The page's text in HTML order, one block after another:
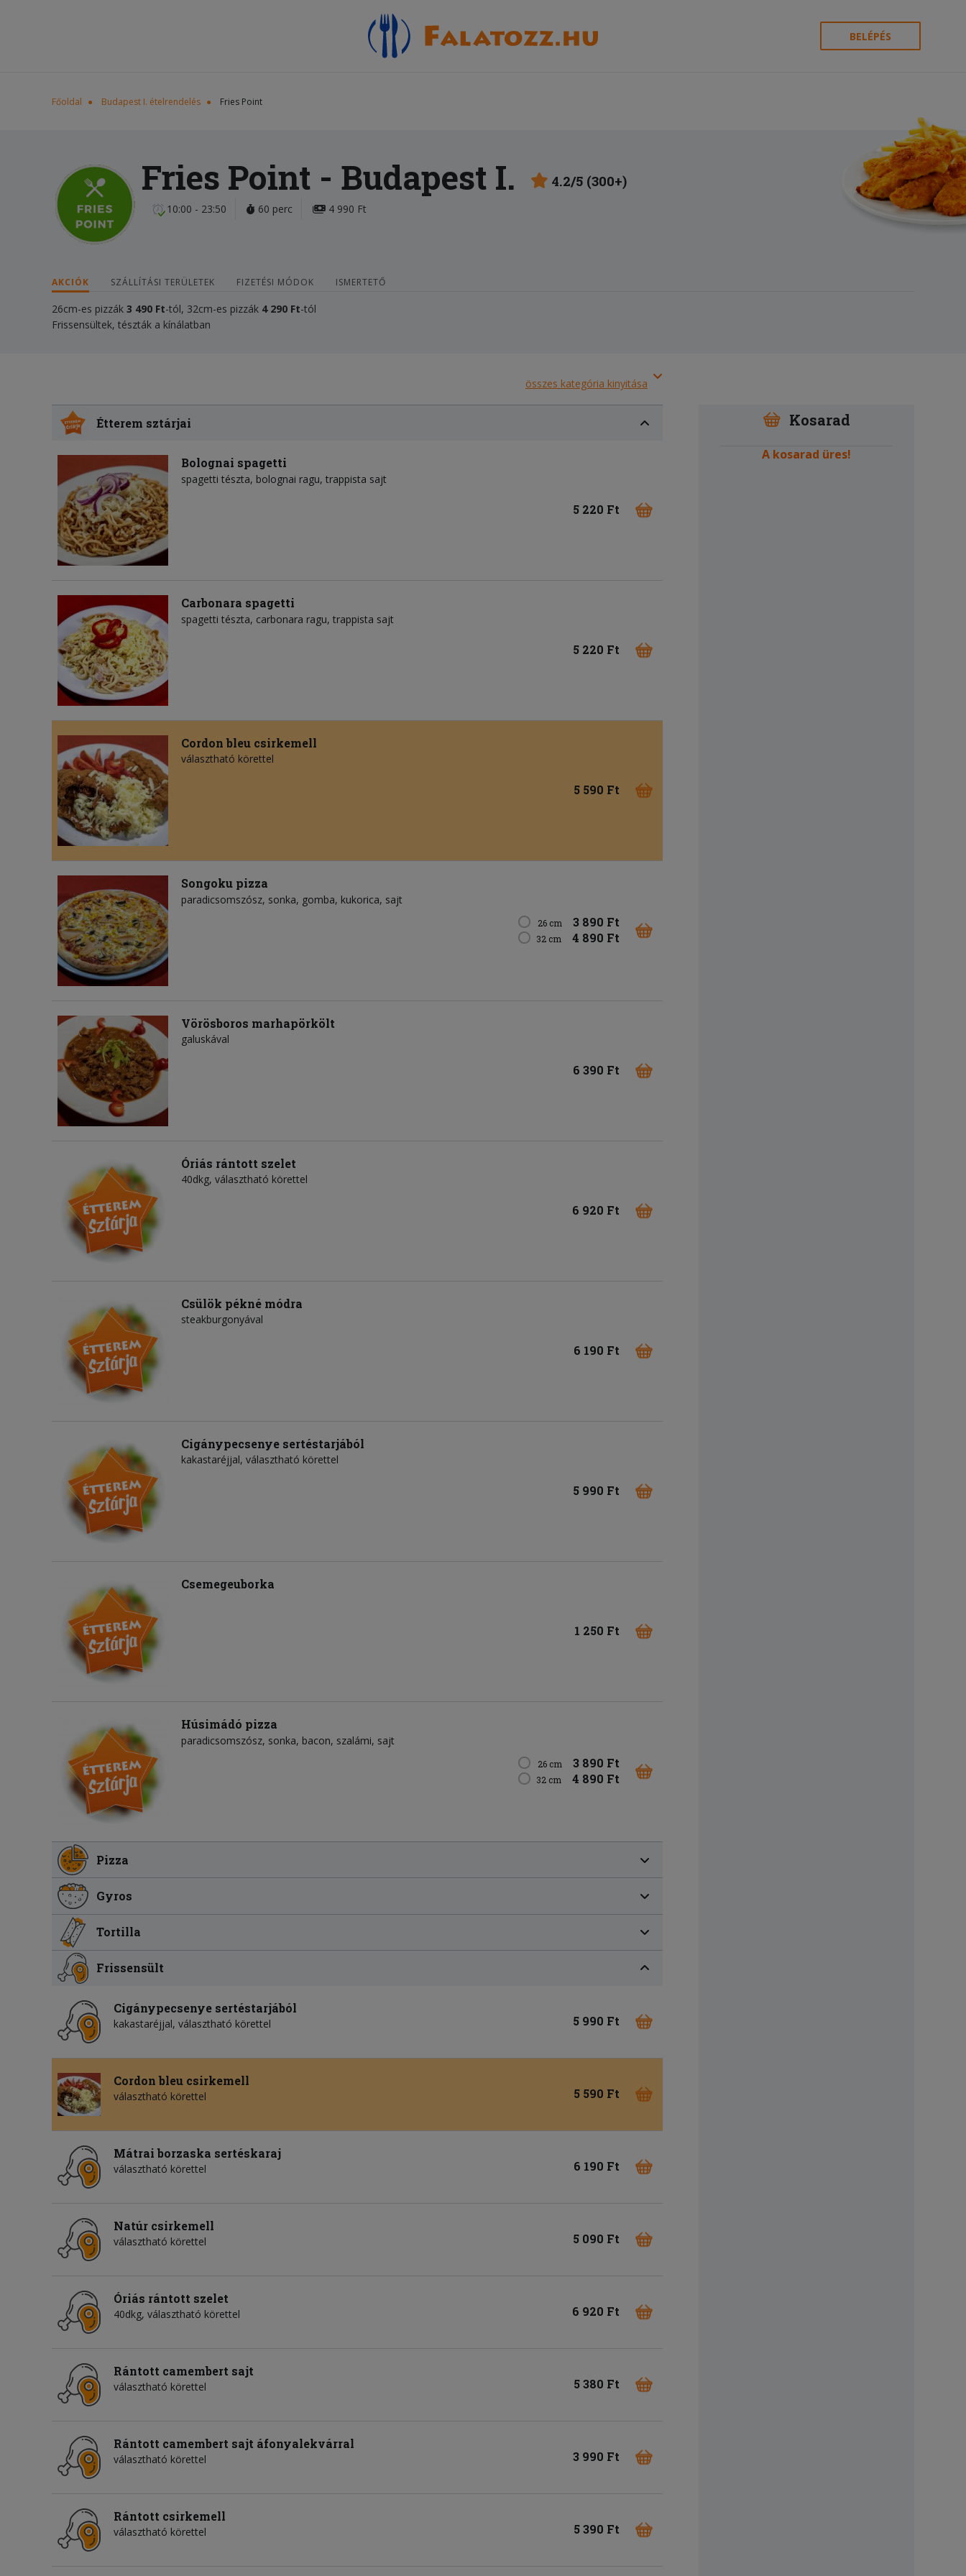
BELÉPÉS
Főoldal Budapest I. ételrendelés Fries Point
Fries Point - Budapest I. 4.2/5 (300+)
10:00 - 23:50 60 perc 4 990 Ft
AKCIÓK SZÁLLÍTÁSI TERÜLETEK FIZETÉSI MÓDOK ISMERTETŐ
26cm-es pizzák 3 490 Ft-tól, 32cm-es pizzák 4 290 Ft-tól
Frissensültek, tészták a kínálatban
összes kategória kinyitása
Étterem sztárjai
Bolognai spagetti
spagetti tészta bolognai ragu trappista sajt
5 220 Ft
Carbonara spagetti
spagetti tészta carbonara ragu trappista sajt
5 220 Ft
Cordon bleu csirkemell
választható körettel
5 590 Ft
Songoku pizza
paradicsomszósz sonka gomba kukorica sajt
26 cm 3 890 Ft
32 cm 4 890 Ft
Vörösboros marhapörkölt
galuskával
6 390 Ft
Óriás rántott szelet
40dkg, választható körettel
6 920 Ft
Csülök pékné módra
steakburgonyával
6 190 Ft
Cigánypecsenye sertéstarjából
kakastaréjjal, választható körettel
5 990 Ft
Csemegeuborka
1 250 Ft
Húsimádó pizza
paradicsomszósz sonka bacon szalámi sajt
26 cm 3 890 Ft
32 cm 4 890 Ft
Pizza
Gyros
Tortilla
Frissensült
Cigánypecsenye sertéstarjából
kakastaréjjal, választható körettel 5 990 Ft
Cordon bleu csirkemell
választható körettel 5 590 Ft
Mátrai borzaska sertéskaraj
választható körettel 6 190 Ft
Natúr csirkemell
választható körettel 5 090 Ft
Óriás rántott szelet
40dkg, választható körettel 6 920 Ft
Rántott camembert sajt
választható körettel 5 380 Ft
Rántott camembert sajt áfonyalekvárral
választható körettel 3 990 Ft
Rántott csirkemell
választható körettel 5 390 Ft
Kosarad
A kosarad üres!